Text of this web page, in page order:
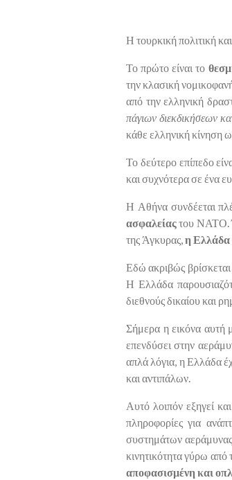
Η τουρκική πολιτική
Το πρώτο είναι το
την κλασική
από την ελληνική
πάγιων διεκδικήσεων
κάθε ελληνική κίνηση
Το δεύτερο επίπεδο
και συχνότερα σε ένα
Η Αθήνα συνδέεται
ασφαλείαςτου ΝΑΤΟ.
της Άγκυρας,η Ελλάδα
Εδώ ακριβώς βρίσκεται
Η Ελλάδα
διεθνούς δικαίου και
Σήμερα η εικόνα αυτή
επενδύσει στην
απλά λόγια, η Ελλάδα
και αντιπάλων.
Αυτό λοιπόν εξηγεί
πληροφορίες για
συστημάτων
κινητικότητα γύρω
αποφασισμένη και